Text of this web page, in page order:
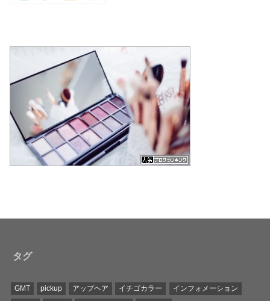
タグ
GMT pickup アップヘア イチゴカラー
インフォメーション